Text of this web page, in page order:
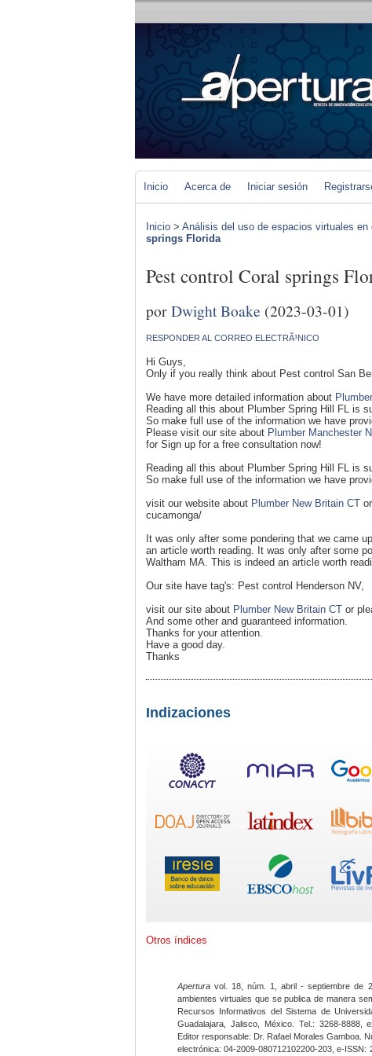
Inicio Acerca de Iniciar sesión
Inicio > Análisis del uso de espacios virtuales en
springs Florida
Pest control Coral springs
porDwight Boake (2023-03-01)
RESPONDER AL CORREO ELECTRÃ³NICO
Hi Guys,
Only if you really think about Pest control San
We have more detailed information about
Reading all this about Plumber Spring Hill FL is
So make full use of the information we have
Please visit our site about Plumber Manchester
for Sign up for a free consultation now!
Reading all this about Plumber Spring Hill FL is
So make full use of the information we have
visit our website about Plumber New Britain CT
cucamonga/
It was only after some pondering that we came
an article worth reading. It was only after some
Waltham MA. This is indeed an article worth
Our site have tag's: Pest control Henderson NV,
visit our site about Plumber New Britain CT or
And some other and guaranteed information.
Thanks for your attention.
Have a good day.
Thanks
Indizaciones
Otros índices
Apertura vol. 18, núm. 1, abril - septiembre de
ambientes virtuales que se publica de manera
Recursos Informativos del Sistema de
Guadalajara, Jalisco, México. Tel.: 3268-8888,
Editor responsable: Dr. Rafael Morales Gamboa.
electrónica: 04-2009-080712102200-203, e-